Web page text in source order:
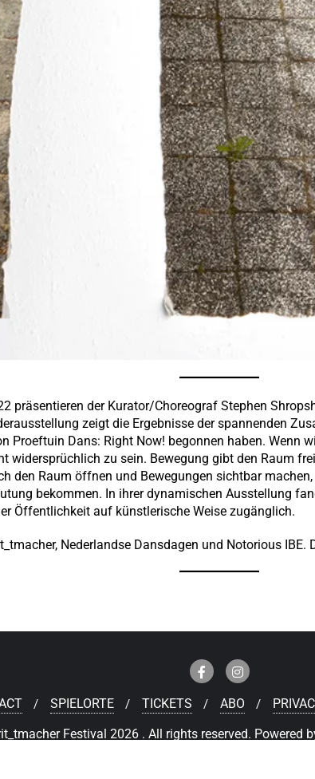
präsentieren der Kurator/Choreograf Stephen
zeigt die Ergebnisse der spannenden
Proeftuin Dans: Right Now! begonnen haben. Wenn
widersprüchlich zu sein. Bewegung gibt den Raum
den Raum öffnen und Bewegungen sichtbar
bekommen. In ihrer dynamischen Ausstellung
Öffentlichkeit auf künstlerische Weise zugänglich.
Nederlandse Dansdagen und Notorious
SPIELORTE TICKETS ABO
Festival 2026 . All rights reserved. Powered